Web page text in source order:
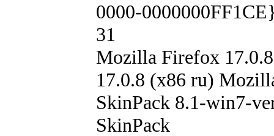
0000-
31
Mozilla Firefox
17.0.8 (x86 ru)
SkinPack 8.1-win7-
SkinPack